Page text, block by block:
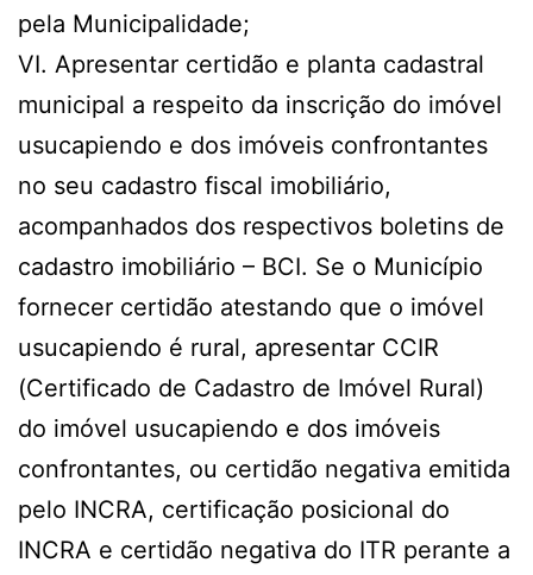
pela Municipalidade;
VI. Apresentar certidão e planta cadastral
municipal a respeito da inscrição do imóvel
usucapiendo e dos imóveis confrontantes
no seu cadastro fiscal imobiliário,
acompanhados dos respectivos boletins de
cadastro imobiliário – BCI. Se o Município
fornecer certidão atestando que o imóvel
usucapiendo é rural, apresentar CCIR
(Certificado de Cadastro de Imóvel Rural)
do imóvel usucapiendo e dos imóveis
confrontantes, ou certidão negativa emitida
pelo INCRA, certificação posicional do
INCRA e certidão negativa do ITR perante a